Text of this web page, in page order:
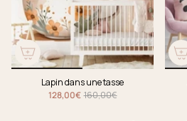
Lapin dans une tasse
128,00€ 160,00€